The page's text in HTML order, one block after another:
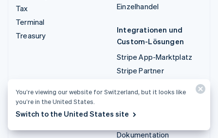
Tax
Terminal
Treasury
Einzelhandel
Integrationen und
Custom-Lösungen
Stripe App-Marktplatz
Stripe Partner
Fachdienstleistungen
Entwickler/innen
Dokumentation
You’re viewing our website for Switzerland, but it looks like
you’re in the United States.
Switch to the United States site